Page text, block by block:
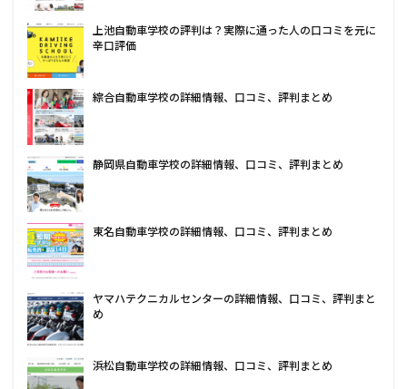
上池自動車学校の評判は？実際に通った人の口コミを元に
辛口評価
綜合自動車学校の詳細情報、口コミ、評判まとめ
静岡県自動車学校の詳細情報、口コミ、評判まとめ
東名自動車学校の詳細情報、口コミ、評判まとめ
ヤマハテクニカルセンターの詳細情報、口コミ、評判まと
め
浜松自動車学校の詳細情報、口コミ、評判まとめ